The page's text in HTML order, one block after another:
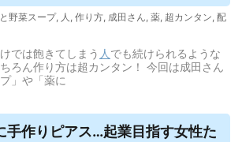
野菜スープ, 人 , 作り方, 成田さん, 薬, 超カンタン, 配
では飽きてしまう 人 でも続けられるような
ろん作り方は超カンタン！ 今回は成田さん
」や「薬に
手作りピアス…起業目指す女性た